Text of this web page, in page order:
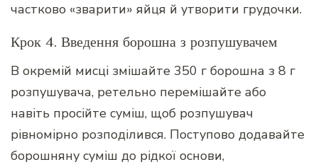
частково «зварити» яйця й утворити грудочки.
Крок 4. Введення борошна з розпушувачем
В окремій мисці змішайте 350 г борошна з 8 г
розпушувача, ретельно перемішайте або
навіть просійте суміш, щоб розпушувач
рівномірно розподілився. Поступово додавайте
борошняну суміш до рідкої основи,